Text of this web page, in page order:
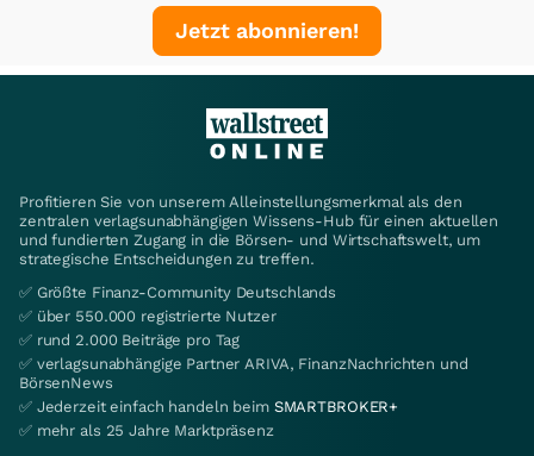
Jetzt abonnieren!
Profitieren Sie von unserem Alleinstellungsmerkmal als den
zentralen verlagsunabhängigen Wissens-Hub für einen aktuellen
und fundierten Zugang in die Börsen- und Wirtschaftswelt, um
strategische Entscheidungen zu treffen.
✅ Größte Finanz-Community Deutschlands
✅ über 550.000 registrierte Nutzer
✅ rund 2.000 Beiträge pro Tag
✅ verlagsunabhängige Partner ARIVA, FinanzNachrichten und
BörsenNews
✅ Jederzeit einfach handeln beim SMARTBROKER+
✅ mehr als 25 Jahre Marktpräsenz